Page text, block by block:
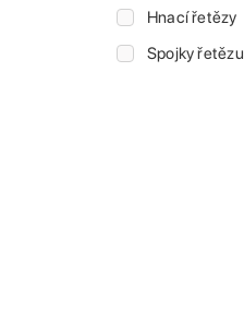
Hnací řetězy
Spojky řetězu